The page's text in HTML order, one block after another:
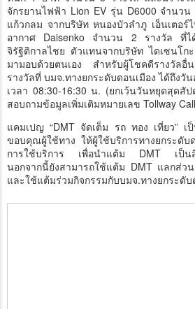
จักรยานไฟฟ้า Lion EV รุ่น D6000 จำน
แก้วกลม จากบริษัท หนองบัวลำภู เอ็นเตอร์
อากาศ Daisenko จำนวน 2 รางวัล ที่ไ
จิรัฐิติกาลไชย ตัวแทนจากบริษัท ไดเซนโก
มามอบด้วยตนเอง สำหรับผู้โชคดีรางวั
รางวัลที่ บมจ.ทางยกระดับดอนเมือง ได้ถึงวั
เวลา 08:30-16:30 น. (ยกเว้นวันหยุดสุดสั
สอบถามข้อมูลเพิ่มเติมหมายเลข Tollway
แคมเปญ “DMT จัดเต็ม รถ ทอง เที่ยว” เ
ขอบคุณผู้ใช้ทาง ให้ผู้ใช้บริการทางยกระดับ
การใช้บริการ เพื่อนำแต้ม DMT เป็นสิ
นอกจากนี้ยังสามารถใช้แต้ม DMT แลกส่ว
และใช้แต้มร่วมกิจกรรมกับบมจ.ทางยกระดั